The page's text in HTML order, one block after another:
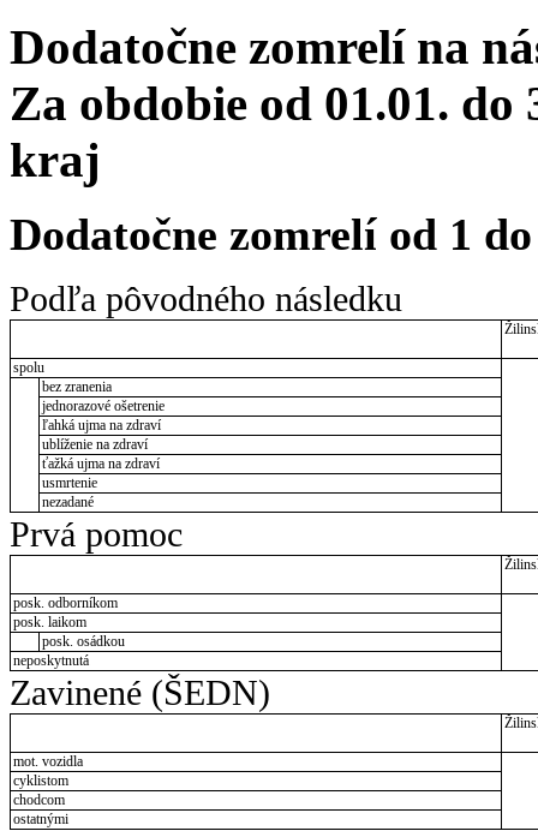
Dodatočne zomrelí na
Za obdobie od 01.01.
kraj
Dodatočne zomrelí od 1
Podľa pôvodného následku
spolu
bez zranenia
jednorazové ošetrenie
ľahká ujma na zdraví
ublíženie na zdraví
ťažká ujma na zdraví
usmrtenie
nezadané
Prvá pomoc
posk. odborníkom
posk. laikom
posk. osádkou
neposkytnutá
Zavinené (ŠEDN)
mot. vozidla
cyklistom
chodcom
ostatnými